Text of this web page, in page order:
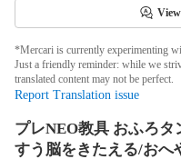
*Mercari is currently experimenting
Just a friendly reminder: while we
translated content may not be perfect.
Report Translation issue
プレNEO教具 おふろ
すう脳をきたえる/お